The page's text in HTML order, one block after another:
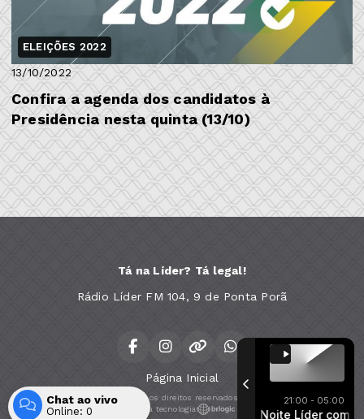
21:00 - 05:00
Boa Noite Líder
ELEIÇÕES 2022
13/10/2022
Confira a agenda dos candidatos à
Presidência nesta quinta (13/10)
Tá na Líder? Tá legal!
Rádio Líder FM 104, 9 de Ponta Porã
Página Inicial
Todos os direitos reservados.
Com a tecnologia
Chat ao vivo
Online: 0